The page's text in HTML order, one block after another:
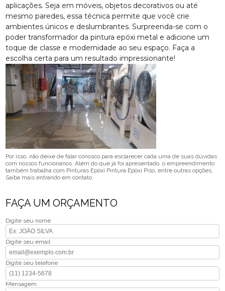
aplicações. Seja em móveis, objetos decorativos ou até
mesmo paredes, essa técnica permite que você crie
ambientes únicos e deslumbrantes. Surpreenda-se com o
poder transformador da pintura epóxi metal e adicione um
toque de classe e modernidade ao seu espaço. Faça a
escolha certa para um resultado impressionante!
Por isso, não deixe de falar conosco para esclarecer cada uma de suas dúvidas
com nossos funcionários. Além do que já foi apresentado, o empreendimento
também trabalha com Pinturas Epóxi Pintura Epóxi Piso, entre outras opções.
Saiba mais entrando em contato.
FAÇA UM ORÇAMENTO
Digite seu nome
Digite seu email
Digite seu telefone
Mensagem